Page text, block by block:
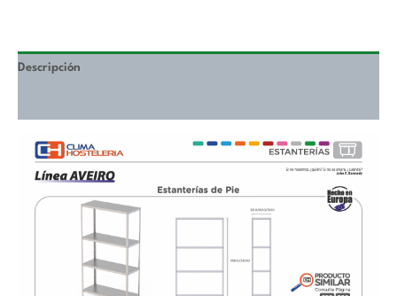
Descripción